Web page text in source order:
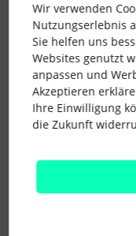
Dadurch werden alle
zusammenhängen,
Ist das hilfreich?
Anschließend könnt
entsprechend ändern.
Liebe Grüße
Lena
Wir verwenden
Nutzungserlebnis
Sie helfen uns
Websites genutzt
anpassen und
Akzeptieren
Ihre Einwilligung
die Zukunft